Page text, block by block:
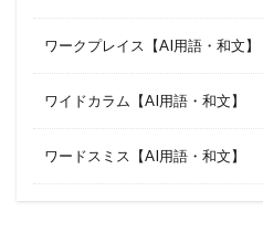
ワークプレイス【AI用語・和文】
ワイドカラム【AI用語・和文】
ワードスミス【AI用語・和文】